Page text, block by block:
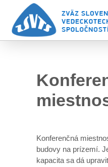
Skip to main content
Konferenčná
budovy na prízemí.
kapacita sa dá